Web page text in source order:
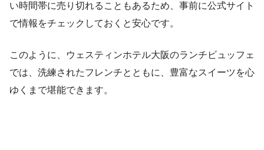
い時間帯に売り切れることもあるため、事前に公式サイト
で情報をチェックしておくと安心です。
このように、ウェスティンホテル大阪のランチビュッフェ
では、洗練されたフレンチとともに、豊富なスイーツを心
ゆくまで堪能できます。